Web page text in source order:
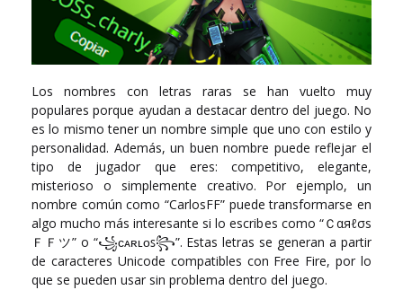
Los nombres con letras raras se han vuelto muy
populares porque ayudan a destacar dentro del juego. No
es lo mismo tener un nombre simple que uno con estilo y
personalidad. Además, un buen nombre puede reflejar el
tipo de jugador que eres: competitivo, elegante,
misterioso o simplemente creativo. Por ejemplo, un
nombre común como “CarlosFF” puede transformarse en
algo mucho más interesante si lo escribes como “Ｃαяℓσѕ
ＦＦツ” o “꧁ᴄᴀʀʟᴏꜱ꧂”. Estas letras se generan a partir
de caracteres Unicode compatibles con Free Fire, por lo
que se pueden usar sin problema dentro del juego.